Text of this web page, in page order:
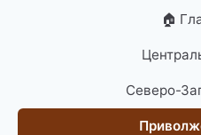
🏠
Северо-